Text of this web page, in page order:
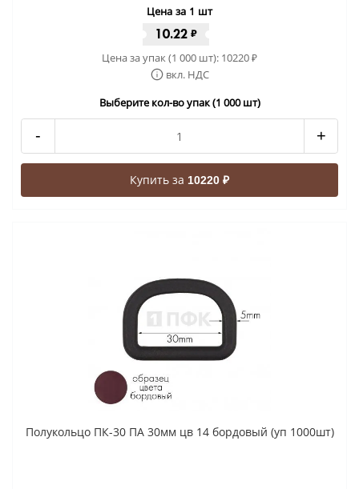
Цена за 1 шт
10.22 ₽
Цена за упак (1 000 шт): 10220₽
вкл. НДС
Выберите кол-во упак (1 000 шт)
- +
Купить за 10220 ₽
Полукольцо ПК-30 ПА 30мм цв 14 бордовый (уп 1000шт)